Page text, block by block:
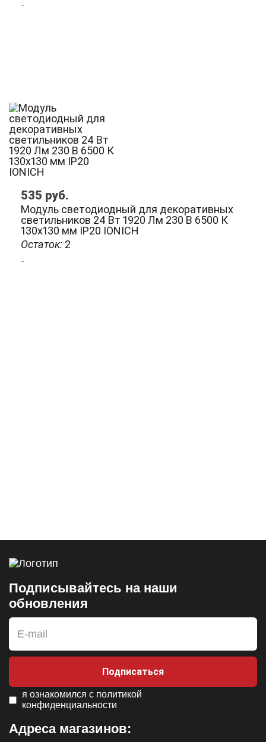
Остаток: 2
Модуль светодиодный для декоративных
светильников 24 Вт 1920 Лм 230 В 6500 К
130х130 мм IP20 IONICH
535 руб.
Подписывайтесь на наши
обновления
Подписаться
я ознакомился с политикой
конфиденциальности
Адреса магазинов: